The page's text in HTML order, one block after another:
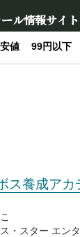
ル情報サイト
値 99円以下
ス養成アカ
・スター エン